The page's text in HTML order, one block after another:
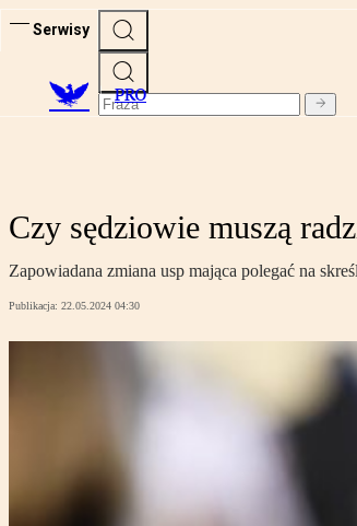
Serwisy
PRO
Czy sędziowie muszą
Zapowiadana zmiana usp mająca polegać na
Publikacja: 22.05.2024 04:30